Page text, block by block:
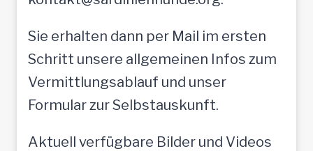
Sie erhalten dann per Mail im ersten
Schritt unsere allgemeinen Infos zum
Vermittlungsablauf und unser
Formular zur Selbstauskunft.
Aktuell verfügbare Bilder und Videos